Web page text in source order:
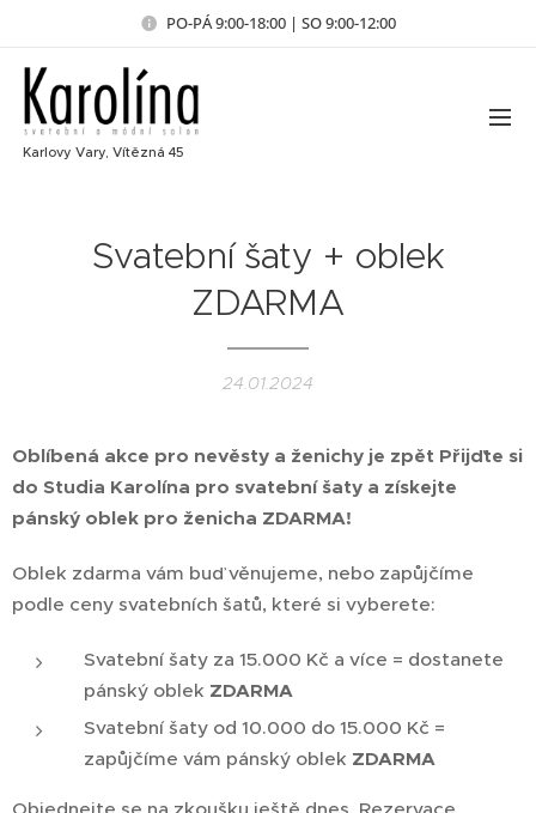
PO-PÁ 9:00-18:00 | SO 9:00-12:00
Karlovy Vary, Vítězná 45
Svatební šaty + oblek
ZDARMA
24.01.2024
Oblíbená akce pro nevěsty a ženichy je zpět Přijďte si
do Studia Karolína pro svatební šaty a získejte
pánský oblek pro ženicha ZDARMA!
Oblek zdarma vám buď věnujeme, nebo zapůjčíme
podle ceny svatebních šatů, které si vyberete:
Svatební šaty za 15.000 Kč a více = dostanete
pánský oblek ZDARMA
Svatební šaty od 10.000 do 15.000 Kč =
zapůjčíme vám pánský oblek ZDARMA